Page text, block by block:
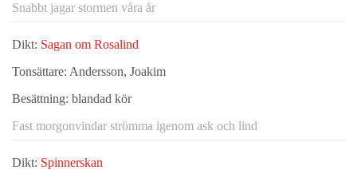
Snabbt jagar stormen våra år
Dikt: Sagan om Rosalind
Tonsättare: Andersson, Joakim
Besättning: blandad kör
Fast morgonvindar strömma igenom ask och lind
Dikt: Spinnerskan